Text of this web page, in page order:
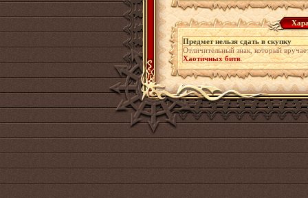
Предмет нельзя сдать в скупку
Отличительный знак, который
Хаотичных битв.